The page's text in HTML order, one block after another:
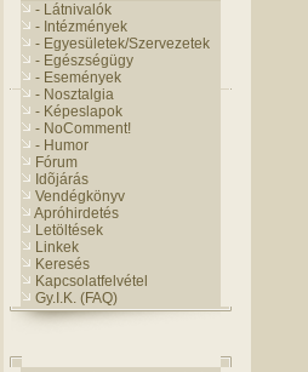
- Látnivalók
- Intézmények
- Egyesületek/Szervezetek
- Egészségügy
- Események
- Nosztalgia
- Képeslapok
- NoComment!
- Humor
Fórum
Idõjárás
Vendégkönyv
Apróhirdetés
Letöltések
Linkek
Keresés
Kapcsolatfelvétel
Gy.I.K. (FAQ)